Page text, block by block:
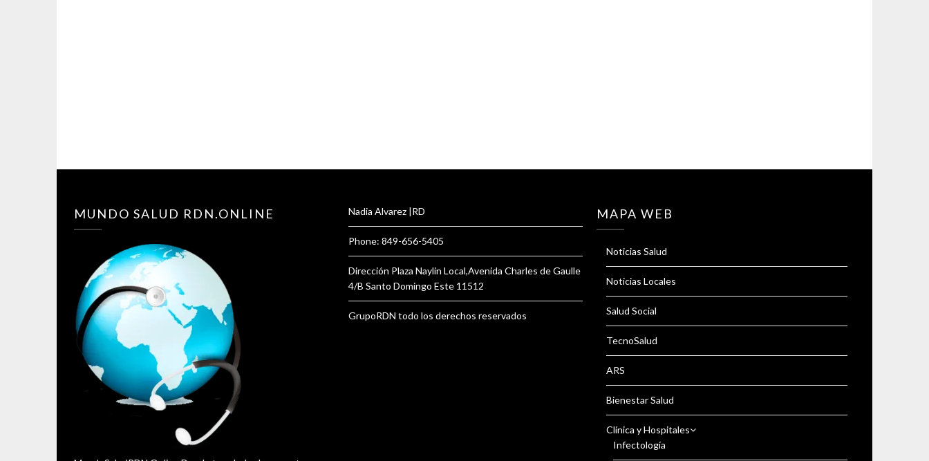
MUNDO SALUD RDN.ONLINE Nadia Alvarez |RD
Phone: 849-656-5405
Dirección Plaza Naylin Local,Avenida Charles de Gaulle
4/B Santo Domingo Este 11512
GrupoRDN todo los derechos reservados
MAPA WEB
Noticias Salud
Noticias Locales
Salud Social
TecnoSalud
ARS
Bienestar Salud
Clínica y Hospitales
Infectología